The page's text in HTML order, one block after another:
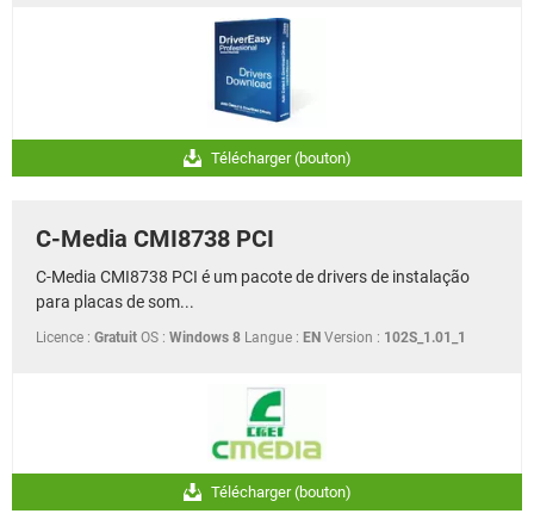
Télécharger (bouton)
C-Media CMI8738 PCI
C-Media CMI8738 PCI é um pacote de drivers de instalação
para placas de som...
Licence : Gratuit OS : Windows 8 Langue : EN Version : 102S_1.01_1
Télécharger (bouton)